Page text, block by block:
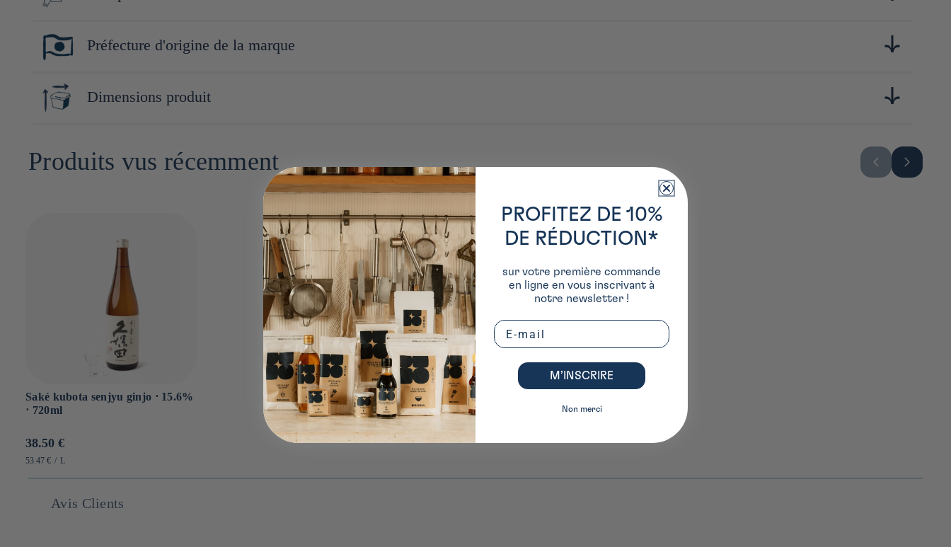
Riz (Gohyakumangoku (Niigata, Japon)), riz koji (Japon)
Préfecture d'origine de la marque
Niigata
Dimensions produit
Produits vus récemment
Saké kubota senjyu ginjo ⋅ 15.6%
⋅ 720ml
Prix
habituel
38.50 €
PRIX
53.47 € / PAR
L
Avis Clients
PROFITEZ DE 10%
DE RÉDUCTION*
sur votre première commande
en ligne en vous inscrivant à
notre newsletter !
Email
M’INSCRIRE
Non merci